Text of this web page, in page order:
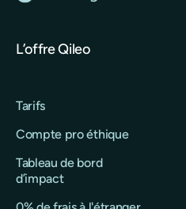
L’offre Qileo
Tarifs
Compte pro éthique
Tableau de bord
d’impact